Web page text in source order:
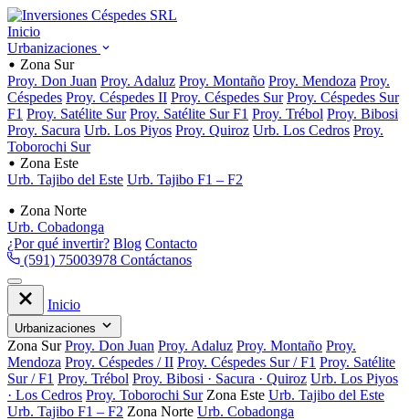
Inicio
Urbanizaciones
Zona Sur
Proy. Don Juan Proy. Adaluz Proy. Montaño Proy. Mendoza Proy.
Céspedes Proy. Céspedes II Proy. Céspedes Sur Proy. Céspedes Sur
F1 Proy. Satélite Sur Proy. Satélite Sur F1 Proy. Trébol Proy. Bibosi
Proy. Sacura Urb. Los Piyos Proy. Quiroz Urb. Los Cedros Proy.
Toborochi Sur
Zona Este
Urb. Tajibo del Este Urb. Tajibo F1 – F2
Zona Norte
Urb. Cobadonga
¿Por qué invertir? Blog Contacto
(591) 75003978 Contáctanos
Inicio
Urbanizaciones
Zona Sur Proy. Don Juan Proy. Adaluz Proy. Montaño Proy.
Mendoza Proy. Céspedes / II Proy. Céspedes Sur / F1 Proy. Satélite
Sur / F1 Proy. Trébol Proy. Bibosi · Sacura · Quiroz Urb. Los Piyos
· Los Cedros Proy. Toborochi Sur Zona Este Urb. Tajibo del Este
Urb. Tajibo F1 – F2 Zona Norte Urb. Cobadonga